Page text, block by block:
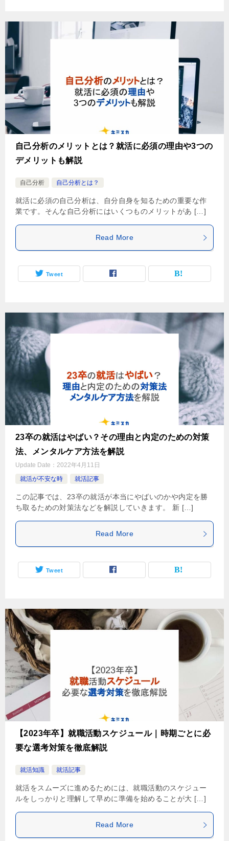
自己分析のメリットとは？就活に必須の理由や3つの
デメリットも解説
自己分析 自己分析とは？
就活に必須の自己分析は、自分自身を知るための重要な作
業です。そんな自己分析にはいくつものメリットがあ […]
Read More
Tweet
23卒の就活はやばい？その理由と内定のための対策
法、メンタルケア方法を解説
Update Date： 2022年4月11日
就活が不安な時
就活記事
この記事では、23卒の就活が本当にやばいのかや内定を勝
ち取るための対策法などを解説していきます。 新 […]
Read More
Tweet
【2023年卒】就職活動スケジュール｜時期ごとに必
要な選考対策を徹底解説
就活知識 就活記事
就活をスムーズに進めるためには、就職活動のスケジュー
ルをしっかりと理解して早めに準備を始めることが大 […]
Read More